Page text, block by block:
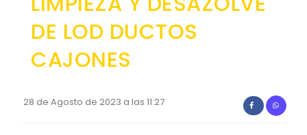
GESTIÓN ADMINISTRATIVA
Plan de desarrollo y Ordenamiento Territorial -
DE LOD DUCTOS
CAJONES
28 de Agosto de 2023 a las 11:27